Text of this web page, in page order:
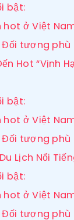
bật:
hot ở Việt
tượng phù
Hot “Vịnh
bật:
hot ở Việt
tượng phù
Lịch Nổi
bật:
hot ở Việt
tượng phù